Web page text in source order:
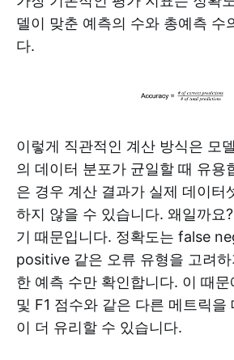
델이 맞춘 예측의 수와 총예측 수
다.
이렇게 직관적인 계산 방식은 모
의 데이터 분포가 균일할 때 유용
은 경우 계산 결과가 실제 데이터
하지 않을 수 있습니다. 왜일까요
기 때문입니다. 정확도는 false
positive 같은 오류 유형을 고려
한 예측 수만 확인합니다. 이 때
및 F1 점수와 같은 다른 메트릭을
이 더 유리할 수 있습니다.